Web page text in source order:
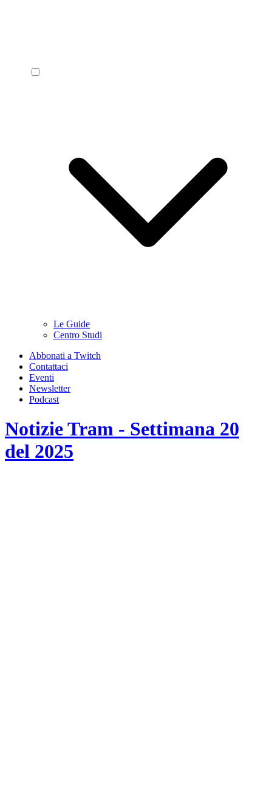
Le Guide
Centro Studi
Abbonati a Twitch
Contattaci
Eventi
Newsletter
Podcast
Notizie Tram - Settimana 20
del 2025